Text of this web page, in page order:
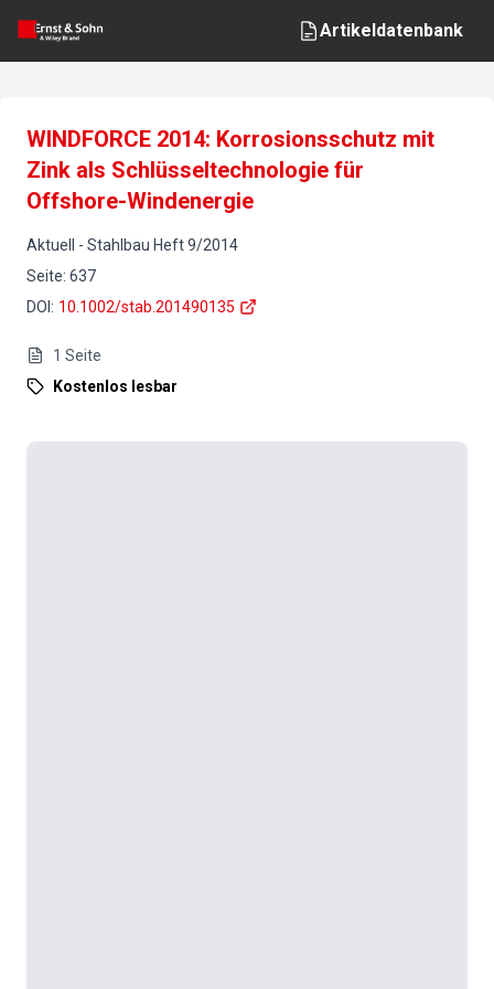
Artikeldatenbank
WINDFORCE 2014: Korrosionsschutz mit
Zink als Schlüsseltechnologie für
Offshore-Windenergie
Aktuell - Stahlbau Heft9/2014
Seite: 637
DOI : 10.1002/stab.201490135
1 Seite
Kostenlos lesbar